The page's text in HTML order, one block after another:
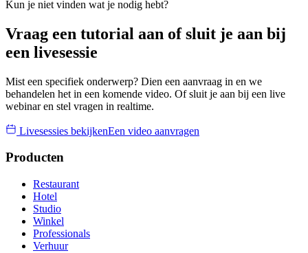
Kun je niet vinden wat je nodig hebt?
Vraag een tutorial aan of sluit je aan bij
een livesessie
Mist een specifiek onderwerp? Dien een aanvraag in en we
behandelen het in een komende video. Of sluit je aan bij een live
webinar en stel vragen in realtime.
Livesessies bekijkenEen video aanvragen
Producten
Restaurant
Hotel
Studio
Winkel
Professionals
Verhuur